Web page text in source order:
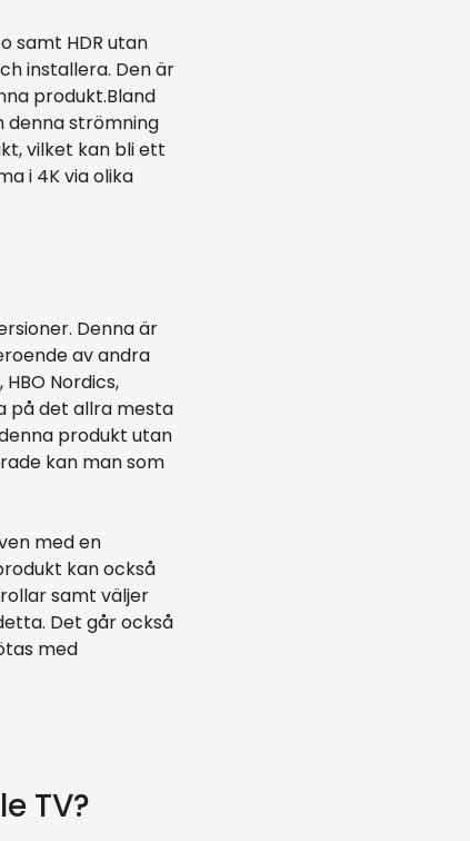
samt HDR utan
installera. Den är
produkt.Bland
denna strömning
vilket kan bli ett
i 4K via olika
Denna är
av andra
Nordics,
på det allra mesta
produkt utan
kan man som
med en
kan också
samt väljer
Det går också
med
TV?